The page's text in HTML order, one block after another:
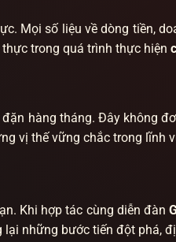
Mọi số liệu về dòng tiền,
trong quá trình thực hiện
hàng tháng. Đây không
vị thế vững chắc trong lĩnh
Khi hợp tác cùng diễn đàn
những bước tiến đột phá,